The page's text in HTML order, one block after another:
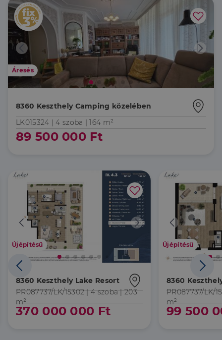
Áresés
8360 Keszthely Camping közelében
LK015324 |4 szoba | 164 m²
89 500 000 Ft
Újépítésű
8360 Keszthely Lake Resort
PR087737/LK/15302 |4 szoba| 203
m²
370 000 000 Ft
Újépítésű
8360
PR087737/LK/
m²
99 500